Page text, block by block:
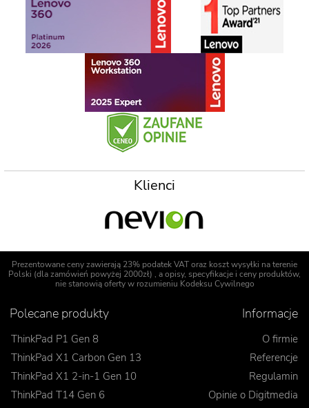
Klienci
Prezentowane ceny zawierają 23% podatek VAT oraz koszt wysyłki na terenie
Polski (dla zamówień powyżej 2000zł) , a opisy, specyfikacje i ceny produktów,
nie stanowią oferty w rozumieniu Kodeksu Cywilnego
Polecane produkty
ThinkPad P1 Gen 8
ThinkPad X1 Carbon Gen 13
ThinkPad X1 2-in-1 Gen 10
ThinkPad T14 Gen 6
Informacje
O firmie
Referencje
Regulamin
Opinie o Digitmedia